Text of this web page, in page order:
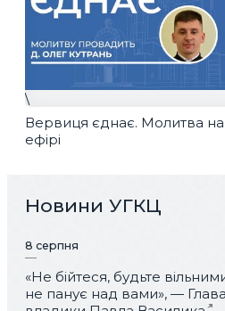
\
Вервиця єднає. Молитва
ефірі
Новини УГКЦ
8 серпня
«Не бійтеся, будьте
не панує над вами», —